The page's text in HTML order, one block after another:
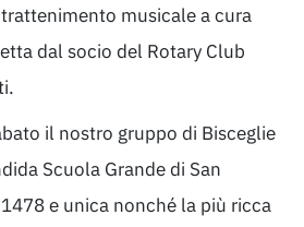
musicale a cura
dal socio del Rotary Club
il nostro gruppo di Bisceglie
Scuola Grande di San
e unica nonché la più ricca